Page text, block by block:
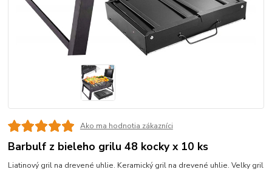
Ako ma hodnotia zákazníci
Barbulf z bieleho grilu 48 kocky x 10 ks
Liatinový gril na drevené uhlie. Keramický gril na drevené uhlie. Velky gril